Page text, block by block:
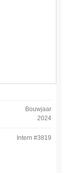
Bouwjaar
2024
Intern #3819